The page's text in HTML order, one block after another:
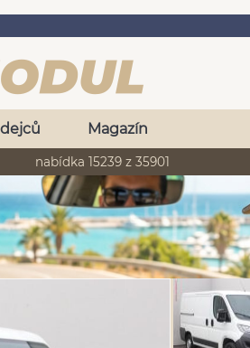
Magazín
nabídka 15239 z 35901